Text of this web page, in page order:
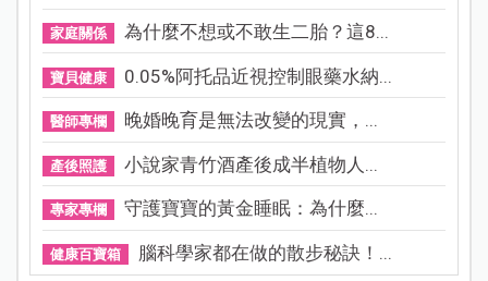
家庭關係 為什麼不想或不敢生二胎？這8...
寶貝健康 0.05%阿托品近視控制眼藥水納...
醫師專欄 晚婚晚育是無法改變的現實，...
產後照護 小說家青竹酒產後成半植物人...
專家專欄 守護寶寶的黃金睡眠：為什麼...
健康百寶箱 腦科學家都在做的散步秘訣！...